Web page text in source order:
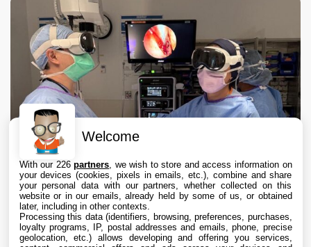
Welcome
With our 226partners , we wish to store and access information on
your devices (cookies, pixels in emails, etc.), combine and share
your personal data with our partners, whether collected on this
website or in our emails, already held by some of us, or obtained
later, including in other contexts.
Processing this data (identifiers, browsing, preferences, purchases,
loyalty programs, IP, postal addresses and emails, phone, precise
geolocation, etc.) allows developing and offering you services,